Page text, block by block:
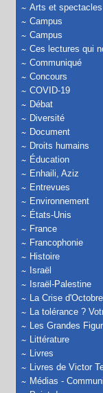
Arts et spectacles
Campus
Campus
Ces lectures qui
Communiqué
Concours
COVID-19
Débat
Diversité
Document
Droits humains
Éducation
Enhaili, Aziz
Entrevues
Environnement
États-Unis
France
Francophonie
Histoire
Israël
Israël-Palestine
La Crise
La tolérance ?
Les Grandes
Littérature
Livres
Livres de Victor
Médias -